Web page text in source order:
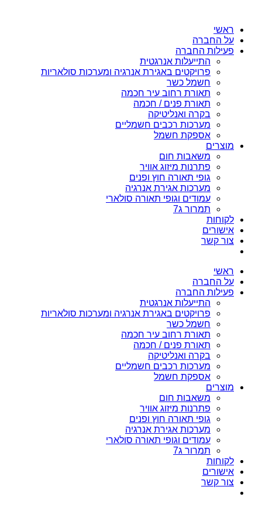
ראשי
על החברה
פעילות החברה
התייעלות אנרגטית
פרויקטים באגירת אנרגיה ומערכות סולאריות
חשמל כשר
תאורת רחוב עיר חכמה
תאורת פנים / חכמה
בקרה ואנליטיקה
מערכות רכבים חשמליים
אספקת חשמל
מוצרים
משאבות חום
פתרנות מיזוג אוויר
גופי תאורה חוץ ופנים
מערכות אגירת אנרגיה
עמודים וגופי תאורה סולארי
תמרור ג7
לקוחות
אישורים
צור קשר
ראשי
על החברה
פעילות החברה
התייעלות אנרגטית
פרויקטים באגירת אנרגיה ומערכות סולאריות
חשמל כשר
תאורת רחוב עיר חכמה
תאורת פנים / חכמה
בקרה ואנליטיקה
מערכות רכבים חשמליים
אספקת חשמל
מוצרים
משאבות חום
פתרנות מיזוג אוויר
גופי תאורה חוץ ופנים
מערכות אגירת אנרגיה
עמודים וגופי תאורה סולארי
תמרור ג7
לקוחות
אישורים
צור קשר